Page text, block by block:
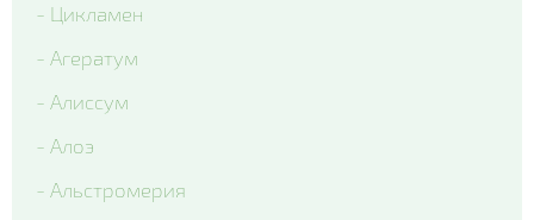
- Spring Matrix Blue Wing
- Xtrada Pink Shades With Blotch
- Matrix Red Blotch
- Cello Deep Orange Blotch
- Colossus Tricolor
- Цикламен
- Агератум
- Алиссум
- Алоэ
- Альстромерия